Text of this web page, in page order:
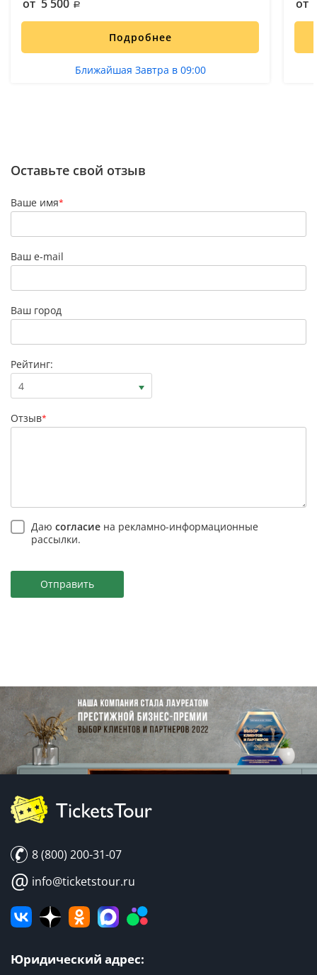
от 5 500
Подробнее
Ближайшая Завтра в 09:00
от
Оставьте свой отзыв
Ваше имя*
Ваш e-mail
Ваш город
Рейтинг:
4
Отзыв*
Даю согласие на рекламно-информационные
рассылки.
Отправить
8 (800) 200-31-07
@ info@ticketstour.ru
Юридический адрес: